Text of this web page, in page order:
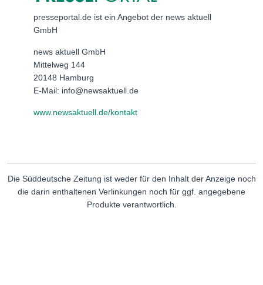
presseportal.de ist ein Angebot der news aktuell
GmbH
news aktuell GmbH
Mittelweg 144
20148 Hamburg
E-Mail: info@newsaktuell.de
www.newsaktuell.de/kontakt
Die Süddeutsche Zeitung ist weder für den Inhalt der Anzeige noch
die darin enthaltenen Verlinkungen noch für ggf. angegebene
Produkte verantwortlich.